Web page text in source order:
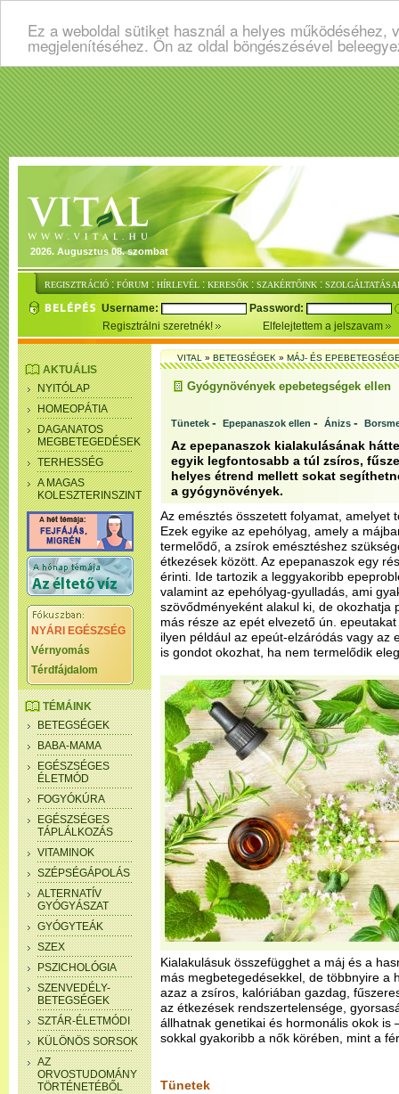
Ez a weboldal sütiket használ a helyes
megjelenítéséhez. Ön az oldal böngészésével
2026. Augusztus 08. szombat
REGISZTRÁCIÓ : FÓRUM : HÍRLEVÉL : KERESŐK : SZAKÉRTŐINK :
Username:
Password:
Regisztrálni szeretnék!
Elfelejtettem a jelszavam
AKTUÁLIS
NYITÓLAP
HOMEOPÁTIA
DAGANATOS
MEGBETEGEDÉSEK
TERHESSÉG
A MAGAS
KOLESZTERINSZINT
NYÁRI EGÉSZSÉG
Vérnyomás
Térdfájdalom
TÉMÁINK
BETEGSÉGEK
BABA-MAMA
EGÉSZSÉGES
ÉLETMÓD
FOGYÓKÚRA
EGÉSZSÉGES
TÁPLÁLKOZÁS
VITAMINOK
SZÉPSÉGÁPOLÁS
ALTERNATÍV
GYÓGYÁSZAT
GYÓGYTEÁK
SZEX
PSZICHOLÓGIA
SZENVEDÉLY-
BETEGSÉGEK
SZTÁR-ÉLETMÓDI
KÜLÖNÖS SORSOK
AZ
ORVOSTUDOMÁNY
TÖRTÉNETÉBŐL
VITAL»BETEGSÉGEK»MÁJ- ÉS
Gyógynövények epebetegségek ellen
Tünetek - Epepanaszok ellen - Ánizs -
Az epepanaszok kialakulásának
egyik legfontosabb a túl zsíros,
helyes étrend mellett sokat
a gyógynövények.
Az emésztés összetett folyamat, amelyet
Ezek egyike az epehólyag, amely a
termelődő, a zsírok emésztéshez
étkezések között. Az epepanaszok egy
érinti. Ide tartozik a leggyakoribb
valamint az epehólyag-gyulladás, ami
szövődményeként alakul ki, de okozhatja
más része az epét elvezető ún.
ilyen például az epeút-elzáródás vagy az
is gondot okozhat, ha nem termelődik
Kialakulásuk összefügghet a máj és a
más megbetegedésekkel, de többnyire a
azaz a zsíros, kalóriában gazdag,
az étkezések rendszertelensége,
állhatnak genetikai és hormonális okok is
sokkal gyakoribb a nők körében, mint a
Tünetek